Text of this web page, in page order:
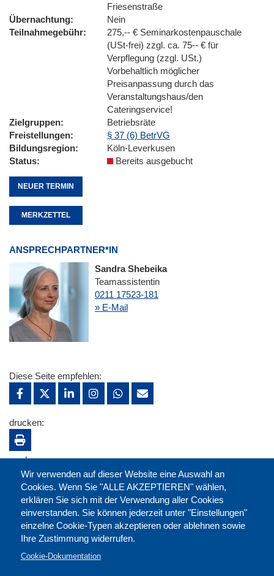
Friesenstraße
Übernachtung
Nein
Teilnahmegebühr
275,-- € Seminarkostenpauschale
(USt-frei) zzgl. ca. 75-- € für
Verpflegung (zzgl. USt.)
Vorbehaltlich möglicher
Preisanpassung durch das
Veranstaltungshaus/den
Cateringservice!
Zielgruppen
Betriebsräte
Freistellungen
§ 37 (6) BetrVG
Bildungsregion
Köln-Leverkusen
Status
Bereits ausgebucht
NEUER TERMIN
MERKZETTEL
ANSPRECHPARTNER*IN
Sandra Shebeika
Teamassistentin
0211 17523-181
» E-Mail
Wir verwenden auf dieser Website eine Auswahl an
Cookies. Wenn Sie "ALLE AKZEPTIEREN" wählen,
erklären Sie sich mit der Verwendung aller Cookies
einverstanden. Sie können jederzeit unter "Einstellungen"
einzelne Cookie-Typen akzeptieren oder ablehnen sowie
Ihre Zustimmung widerrufen.
Cookie-Dokumentation
Diese Seite empfehlen:
drucken:
merken: